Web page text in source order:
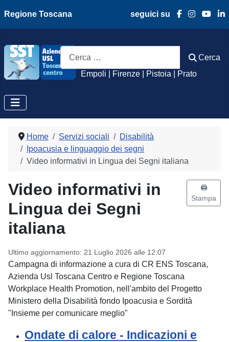
Regione Toscana seguici su
Azienda Usl
Empoli | Firenze | Pistoia | Prato
Cerca
Cerca
Home Servizi sociali
Disabilità
Ipoacusia e linguaggio dei segni
Video informativi in Lingua dei Segni italiana
Video informativi in
Lingua dei Segni
italiana
Ultimo aggiornamento: 21 Luglio 2026 alle 12:07
🖨️
Stampa
Campagna di informazione a cura di CR ENS Toscana,
Azienda Usl Toscana Centro e Regione Toscana
Workplace Health Promotion, nell'ambito del Progetto
Ministero della Disabilità fondo Ipoacusia e Sordità
"Insieme per comunicare meglio"
Ondate di calore - Indicazioni e